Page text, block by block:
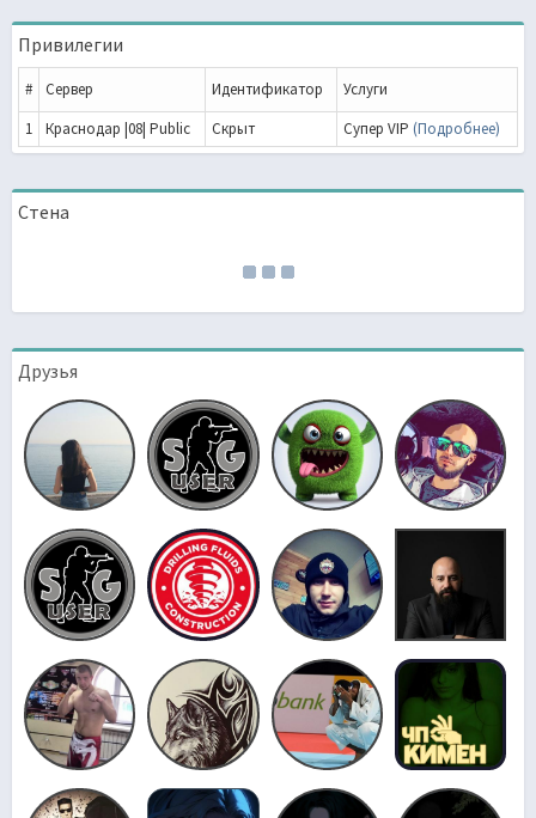
Привилегии
# Сервер Идентификатор
Услуги
1
Краснодар |08| Public Скрыт Супер VIP (Подробнее)
Стена
Друзья